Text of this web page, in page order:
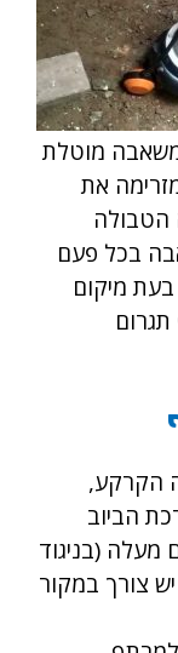
מוטלת
את
הטבולה
בכל פעם
מיקום
הקרקע,
הביוב
מעלה (בניגוד
צורך במקור